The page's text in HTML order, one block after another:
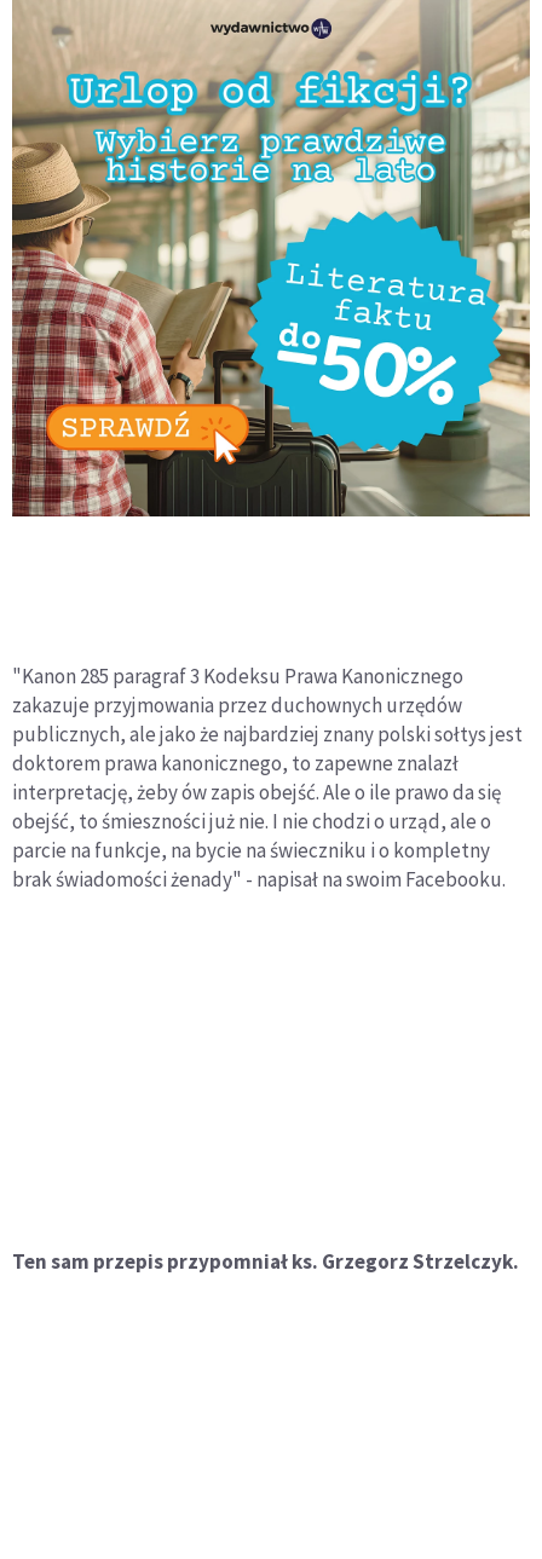
"Kanon 285 paragraf 3 Kodeksu Prawa Kanonicznego
zakazuje przyjmowania przez duchownych urzędów
publicznych, ale jako że najbardziej znany polski sołtys jest
doktorem prawa kanonicznego, to zapewne znalazł
interpretację, żeby ów zapis obejść. Ale o ile prawo da się
obejść, to śmieszności już nie. I nie chodzi o urząd, ale o
parcie na funkcje, na bycie na świeczniku i o kompletny
brak świadomości żenady" - napisał na swoim Facebooku.
Ten sam przepis przypomniał ks. Grzegorz Strzelczyk.